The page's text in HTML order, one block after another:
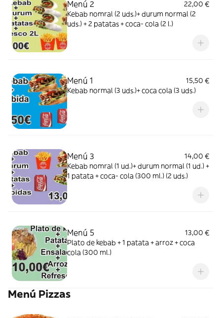
Menú 2
22,00 €
Kebab nomral (2 uds.)+ durum normal (2
uds.) + 2 patatas + coca- cola (2 l.)
Menú 1
15,50 €
Kebab normal (3 uds.)+ coca cola (3 uds.)
Menú 3
14,00 €
Kebab nomral (1 ud.)+ durum normal (1 ud.) +
1 patata + coca- cola (300 ml.) (2 uds.)
Menú 5
13,00 €
Plato de kebab + 1 patata + arroz + coca
cola (300 ml.)
Menú Pizzas